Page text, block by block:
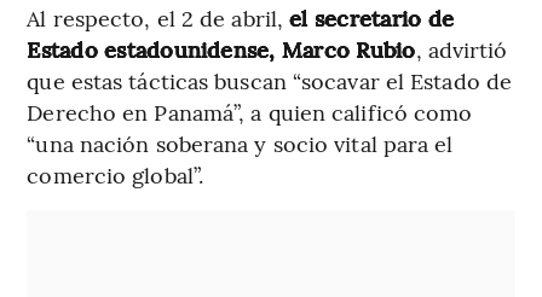
Al respecto, el 2 de abril,el secretario de
Estado estadounidense, Marco Rubio, advirtió
que estas tácticas buscan “socavar el Estado de
Derecho en Panamá”, a quien calificó como
“una nación soberana y socio vital para el
comercio global”.